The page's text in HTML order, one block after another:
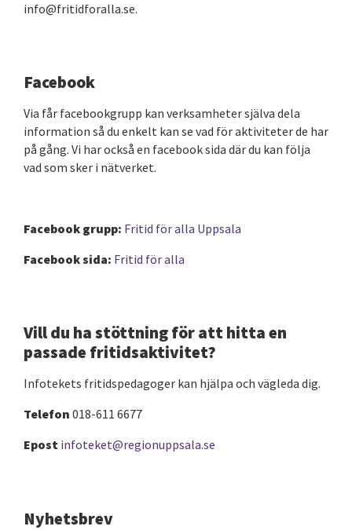
info@fritidforalla.se.
Facebook
Via får facebookgrupp kan verksamheter själva dela
information så du enkelt kan se vad för aktiviteter de har
på gång. Vi har också en facebook sida där du kan följa
vad som sker i nätverket.
Facebook grupp: Fritid för alla Uppsala
Facebook sida: Fritid för alla
Vill du ha stöttning för att hitta en
passade fritidsaktivitet?
Infotekets fritidspedagoger kan hjälpa och vägleda dig.
Telefon 018-611 6677
Epost infoteket@regionuppsala.se
Nyhetsbrev